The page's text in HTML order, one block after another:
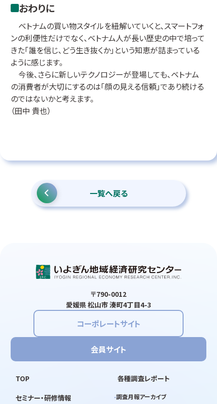
おわりに
ベトナムの買い物スタイルを紐解いていくと、スマートフォ
ンの利便性だけでなく、ベトナム人が長い歴史の中で培って
きた「誰を信じ、どう生き抜くか」という知恵が詰まっている
ように感じます。
今後、さらに新しいテクノロジーが登場しても、ベトナム
の消費者が大切にするのは「顔の見える信頼」であり続ける
のではないかと考えます。
（田中 貴也）
一覧へ戻る
〒790-0012
愛媛県 松山市 湊町4丁目4-3
コーポレートサイト
会員サイト
TOP
セミナー・研修情報
各種調査レポート
調査月報アーカイブ